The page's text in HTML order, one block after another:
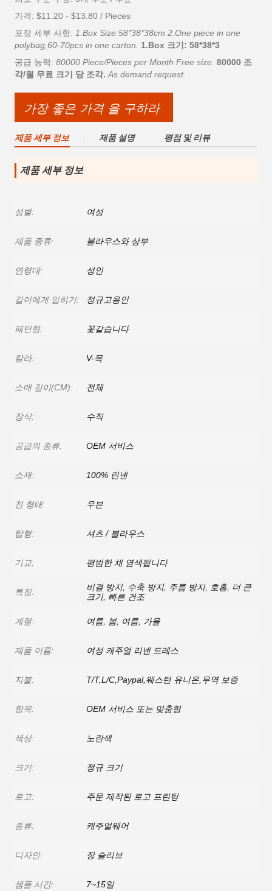
가격: $11.20 - $13.80 / Pieces
포장 세부 사항: 1.Box Size:58*38*38cm 2.One piece in one
polybag,60-70pcs in one carton.
1.Box 크기: 58*38*3
공급 능력: 80000 Piece/Pieces per Month Free size. 80000 조
각/월 무료 크기 당 조각. As demand request.
가장 좋은 가격 을 구하라
제품 세부 정보 제품 설명 평점 및 리뷰
제품 세부 정보
성별: 여성
제품 종류: 블라우스와 상부
연령대: 성인
길이에게 입히기: 정규고용인
패턴형: 꽃같습니다
칼라: V-목
소매 길이(CM): 전체
장식: 수직
공급의 종류: OEM 서비스
소재: 100% 린넨
천 형태: 우븐
탑형: 셔츠 / 블라우스
기교: 평범한 채 염색됩니다
특징:
비결 방지, 수축 방지, 주름 방지, 호흡, 더 큰
크기, 빠른 건조
계절: 여름, 봄, 여름, 가을
제품 이름: 여성 캐주얼 리넨 드레스
지불: T/T,L/C,Paypal,웨스턴 유니온,무역 보증
항목: OEM 서비스 또는 맞춤형
색상: 노란색
크기: 정규 크기
로고: 주문 제작된 로고 프린팅
종류: 캐주얼웨어
디자인: 장 슬리브
샘플 시간: 7~15일